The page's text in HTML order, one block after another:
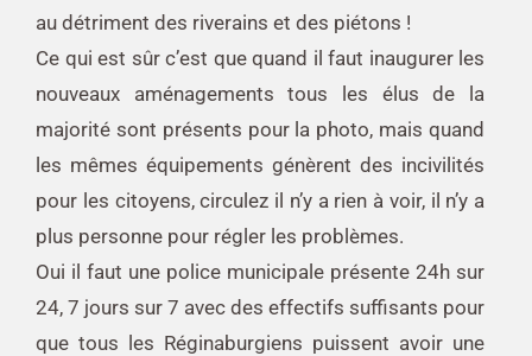
au détriment des riverains et des piétons !
Ce qui est sûr c’est que quand il faut inaugurer les
nouveaux aménagements tous les élus de la
majorité sont présents pour la photo, mais quand
les mêmes équipements génèrent des incivilités
pour les citoyens, circulez il n’y a rien à voir, il n’y a
plus personne pour régler les problèmes.
Oui il faut une police municipale présente 24h sur
24, 7 jours sur 7 avec des effectifs suffisants pour
que tous les Réginaburgiens puissent avoir une